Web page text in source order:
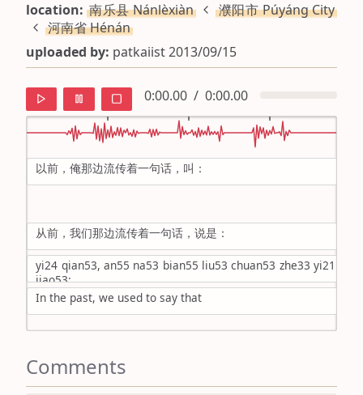
location:南乐县 Nánlèxiàn
濮阳市 Púyáng City
河南省 Hénán
uploaded by: patkaiist 2013/09/15
0:00.00 / 0:00.00
default
mandarin
roman
english
以前，俺那边流传着一句话，叫：
从前，我们那边流传着一句话，说是：
yi24 qian53, an55 na53 bian55 liu53 chuan53 zhe33 yi21 jj55
jiao53:
In the past, we used to say that
Comments